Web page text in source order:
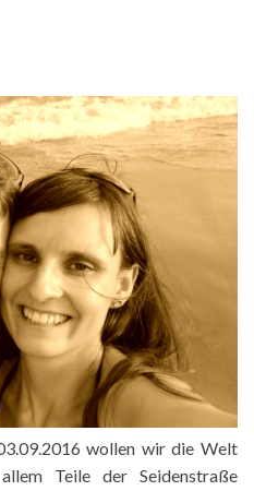
wollen wir die Welt
Teile der Seidenstraße